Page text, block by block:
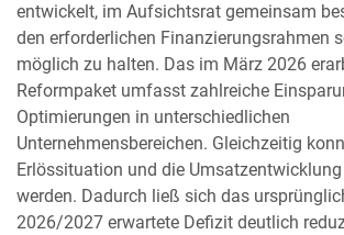
entwickelt, im Aufsichtsrat gemeinsam
den erforderlichen Finanzierungsrahmen
möglich zu halten. Das im März 2026
Reformpaket umfasst zahlreiche
Optimierungen in unterschiedlichen
Unternehmensbereichen. Gleichzeitig
Erlössituation und die
werden. Dadurch ließ sich das
2026/2027 erwartete Defizit deutlich